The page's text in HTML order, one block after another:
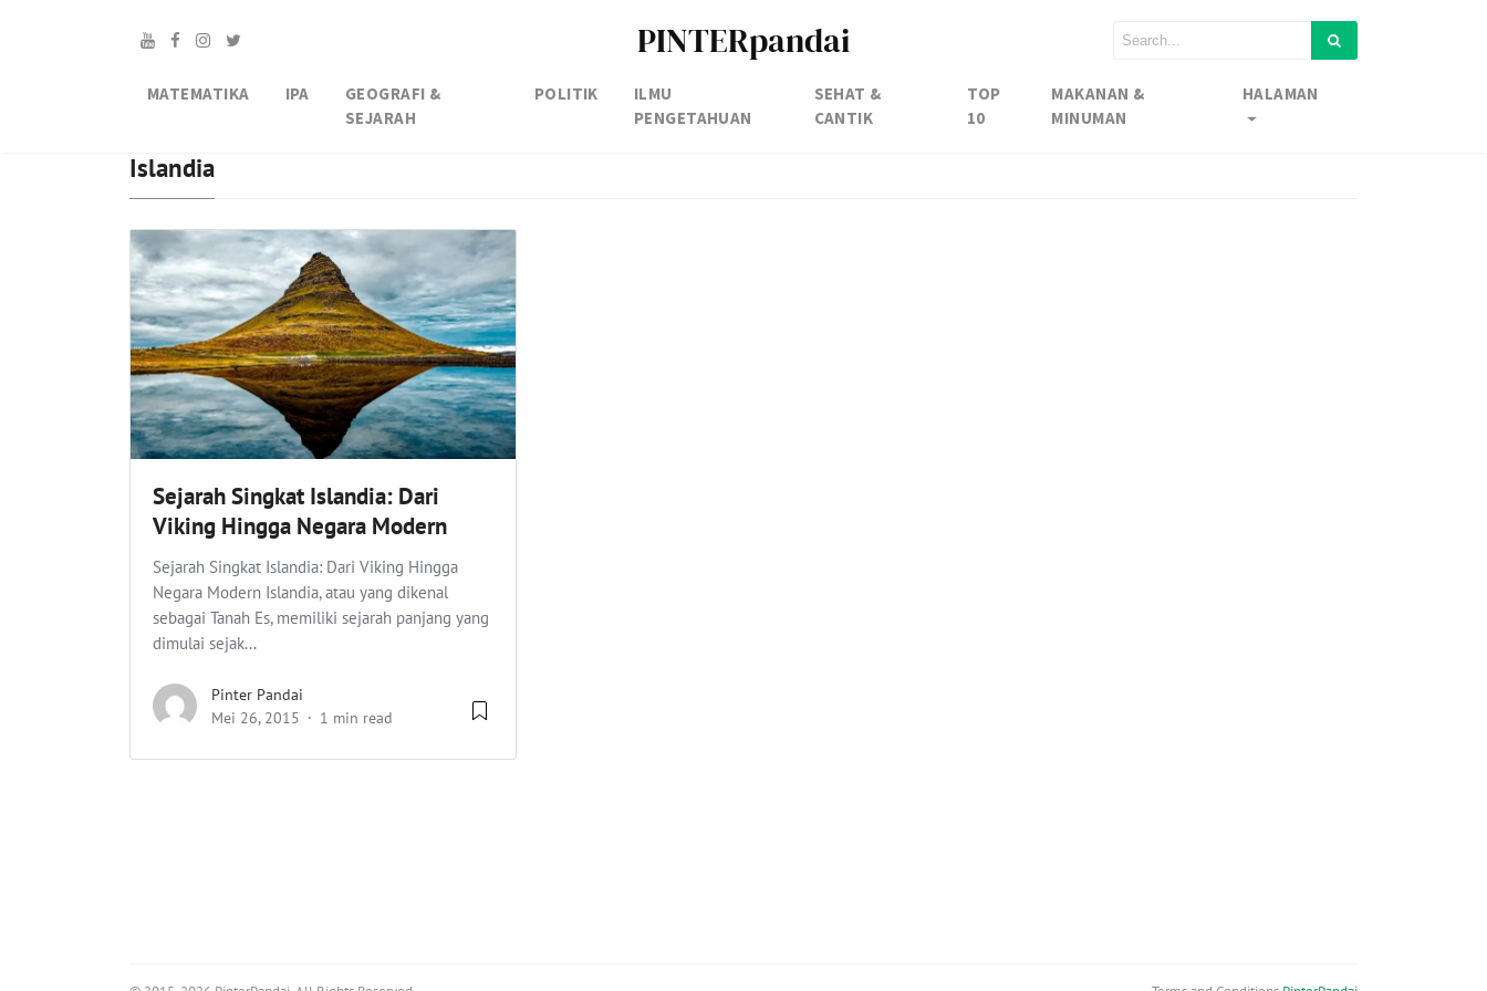
PINTERpandai
MATEMATIKA IPA
GEOGRAFI &
SEJARAH
POLITIK
ILMU
PENGETAHUAN
SEHAT &
CANTIK
TOP
10
MAKANAN &
MINUMAN
HALAMAN
Islandia
Sejarah Singkat Islandia: Dari
Viking Hingga Negara Modern
Sejarah Singkat Islandia: Dari Viking Hingga
Negara Modern Islandia, atau yang dikenal
sebagai Tanah Es, memiliki sejarah panjang yang
dimulai sejak...
Pinter Pandai
Mei 26, 2015
1 min read